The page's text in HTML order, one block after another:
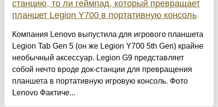
станцию, то ли геймпад, который превращает
планшет Legion Y700 в портативную консоль
Компания Lenovo выпустила для игрового планшета
Legion Tab Gen 5 (он же Legion Y700 5th Gen) крайне
необычный аксессуар. Legion G9 представляет
собой нечто вроде док-станции для превращения
планшета в портативную игровую консоль. Фото
Lenovo Фактиче...